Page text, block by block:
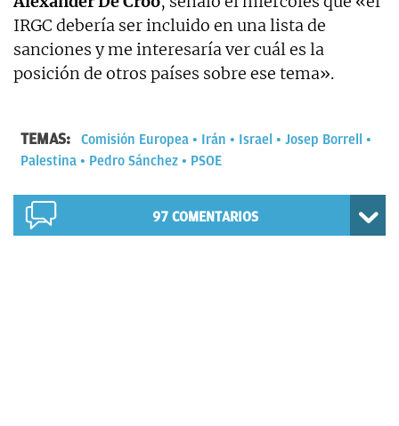
IRGC debería ser incluido en una lista de
sanciones y me interesaría ver cuál es la
posición de otros países sobre ese tema».
TEMAS: Comisión Europea Irán Israel
Josep Borrell
Palestina
Pedro Sánchez PSOE
97 COMENTARIOS